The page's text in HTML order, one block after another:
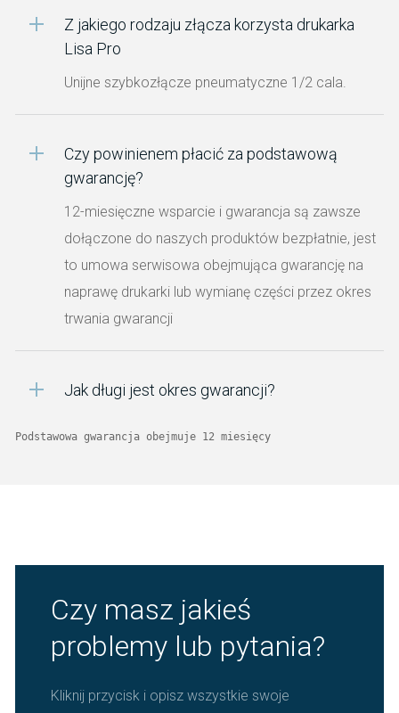
Z jakiego rodzaju złącza korzysta drukarka
Lisa Pro
Unijne szybkozłącze pneumatyczne 1/2 cala.
Czy powinienem płacić za podstawową
gwarancję?
12-miesięczne wsparcie i gwarancja są zawsze
dołączone do naszych produktów bezpłatnie, jest
to umowa serwisowa obejmująca gwarancję na
naprawę drukarki lub wymianę części przez okres
trwania gwarancji
Jak długi jest okres gwarancji?
Podstawowa gwarancja obejmuje 12 miesięcy
Czy masz jakieś
problemy lub pytania?
Kliknij przycisk i opisz wszystkie swoje